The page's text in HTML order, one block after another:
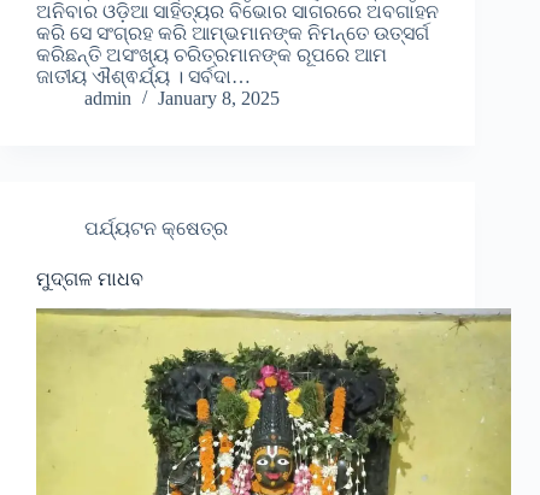
ଅନିବାର ଓଡ଼ିଆ ସାହିତ୍ୟର ବିଭୋର ସାଗରରେ ଅବଗାହନ
କରି ସେ ସଂଗ୍ରହ କରି ଆମ୍ଭମାନଙ୍କ ନିମନ୍ତେ ଉତ୍ସର୍ଗ
କରିଛନ୍ତି ଅସଂଖ୍ୟ ଚରିତ୍ରମାନଙ୍କ ରୂପରେ ଆମ
ଜାତୀୟ ଐଶ୍ଵର୍ଯ୍ୟ । ସର୍ବଦା…
admin
January 8, 2025
ପର୍ଯ୍ୟଟନ କ୍ଷେତ୍ର
ମୁଦ୍ଗଳ ମାଧବ